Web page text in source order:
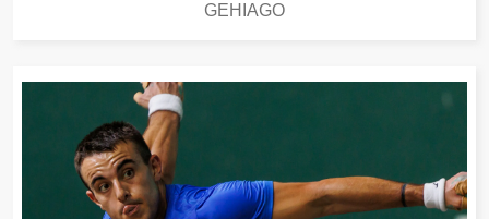
GEHIAGO